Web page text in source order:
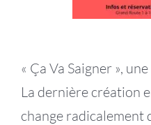
« Ça Va Saigner »,
La dernière création
change radicalement